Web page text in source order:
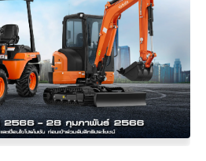
Standard
Offices